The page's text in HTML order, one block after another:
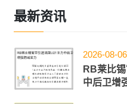
最新资讯
2026-08-
RB莱比
中后卫增